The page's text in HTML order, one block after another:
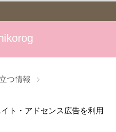
つ情報
ト・アドセンス広告を利用